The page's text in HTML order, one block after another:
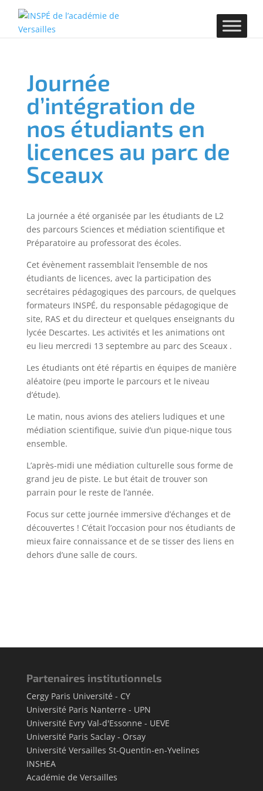
Journée
d’intégration de
nos étudiants en
licences au parc de
Sceaux
La journée a été organisée par les étudiants de L2
des parcours Sciences et médiation scientifique et
Préparatoire au professorat des écoles.
Cet évènement rassemblait l’ensemble de nos
étudiants de licences, avec la participation des
secrétaires pédagogiques des parcours, de quelques
formateurs INSPÉ, du responsable pédagogique de
site, RAS et du directeur et quelques enseignants du
lycée Descartes. Les activités et les animations ont
eu lieu mercredi 13 septembre au parc des Sceaux .
Les étudiants ont été répartis en équipes de manière
aléatoire (peu importe le parcours et le niveau
d’étude).
Le matin, nous avions des ateliers ludiques et une
médiation scientifique, suivie d’un pique-nique tous
ensemble.
L’après-midi une médiation culturelle sous forme de
grand jeu de piste. Le but était de trouver son
parrain pour le reste de l’année.
Focus sur cette journée immersive d’échanges et de
découvertes ! C’était l’occasion pour nos étudiants de
mieux faire connaissance et de se tisser des liens en
dehors d’une salle de cours.
Partenaires institutionnels
Cergy Paris Université - CY
Université Paris Nanterre - UPN
Université Evry Val-d'Essonne - UEVE
Université Paris Saclay - Orsay
Université Versailles St-Quentin-en-Yvelines
INSHEA
Académie de Versailles